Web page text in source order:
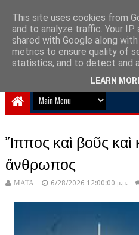
Ειδήσεις νέα από την
Ἴππος καὶ βοῦς καὶ
ἄνθρωπος
ΜΑΤΑ 6/28/2026 12:00:00 μ.μ.
This site uses cookies from
and to analyze traffic. Your IP
shared with Google along
metrics to ensure quality of
statistics, and to detect and
LEARN